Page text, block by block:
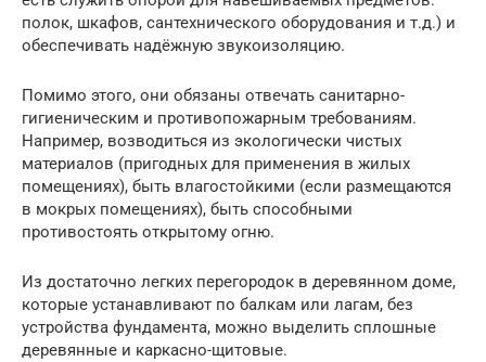
полок, шкафов, сантехнического оборудования и т.д.) и
обеспечивать надёжную звукоизоляцию.
Помимо этого, они обязаны отвечать санитарно-
гигиеническим и противопожарным требованиям.
Например, возводиться из экологически чистых
материалов (пригодных для применения в жилых
помещениях), быть влагостойкими (если размещаются
в мокрых помещениях), быть способными
противостоять открытому огню.
Из достаточно легких перегородок в деревянном доме,
которые устанавливают по балкам или лагам, без
устройства фундамента, можно выделить сплошные
деревянные и каркасно-щитовые.